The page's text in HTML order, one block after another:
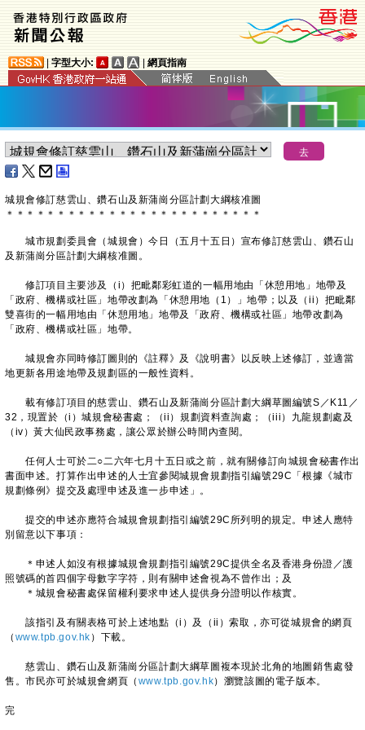
字型大小: 網頁指南
城規會修訂慈雲山、鑽石山及新蒲崗分區計劃大綱核准圖
＊ ＊ ＊ ＊ ＊ ＊ ＊ ＊ ＊ ＊ ＊ ＊ ＊ ＊ ＊ ＊ ＊ ＊ ＊ ＊ ＊ ＊ ＊ ＊ ＊
城市規劃委員會（城規會）今日（五月十五日）宣布修訂慈雲山、鑽石山
及新蒲崗分區計劃大綱核准圖。
修訂項目主要涉及（i）把毗鄰彩虹道的一幅用地由「休憩用地」地帶及
「政府、機構或社區」地帶改劃為「休憩用地（1）」地帶；以及（ii）把毗鄰
雙喜街的一幅用地由「休憩用地」地帶及「政府、機構或社區」地帶改劃為
「政府、機構或社區」地帶。
城規會亦同時修訂圖則的《註釋》及《說明書》以反映上述修訂，並適當
地更新各用途地帶及規劃區的一般性資料。
載有修訂項目的慈雲山、鑽石山及新蒲崗分區計劃大綱草圖編號S／K11／
32，現置於（i）城規會秘書處；（ii）規劃資料查詢處；（iii）九龍規劃處及
（iv）黃大仙民政事務處，讓公眾於辦公時間內查閱。
任何人士可於二○二六年七月十五日或之前，就有關修訂向城規會秘書作出
書面申述。打算作出申述的人士宜參閱城規會規劃指引編號29C「根據《城市
規劃條例》提交及處理申述及進一步申述」。
提交的申述亦應符合城規會規劃指引編號29C所列明的規定。申述人應特
別留意以下事項：
＊申述人如沒有根據城規會規劃指引編號29C提供全名及香港身份證／護
照號碼的首四個字母數字字符，則有關申述會視為不曾作出；及
＊城規會秘書處保留權利要求申述人提供身分證明以作核實。
該指引及有關表格可於上述地點（i）及（ii）索取，亦可從城規會的網頁
（ www.tpb.gov.hk ）下載。
慈雲山、鑽石山及新蒲崗分區計劃大綱草圖複本現於北角的地圖銷售處發
售。市民亦可於城規會網頁（ www.tpb.gov.hk）瀏覽該圖的電子版本。
完